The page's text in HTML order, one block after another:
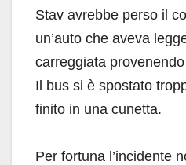
Stav avrebbe perso il
un’auto che aveva
carreggiata
Il bus si è spostato
finito in una cunetta.
Per fortuna l’incidente